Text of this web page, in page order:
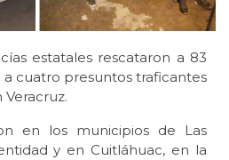
estatales rescataron a 83
cuatro presuntos traficantes
en los municipios de Las
y en Cuitláhuac, en la